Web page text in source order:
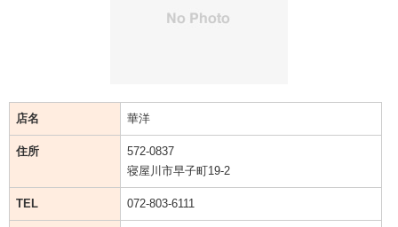
店名 華洋
住所
572-0837
寝屋川市早子町19-2
TEL 072-803-6111